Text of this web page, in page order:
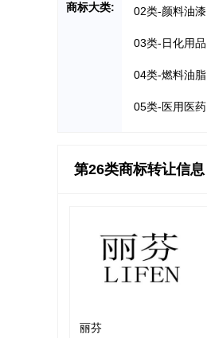
商标大类: 02类-颜料油漆
03类-日化用品
04类-燃料油脂
05类-医用医药
第26类商标转让信息
丽芬